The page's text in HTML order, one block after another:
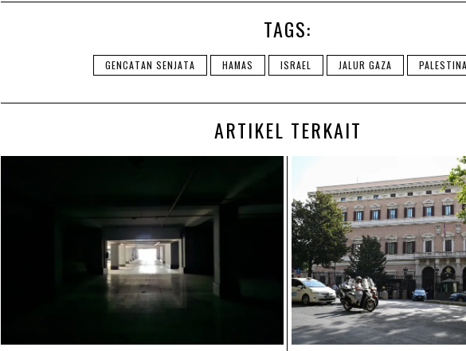
TAGS:
GENCATAN SENJATA HAMAS ISRAEL JALUR GAZA
ARTIKEL TERKAIT